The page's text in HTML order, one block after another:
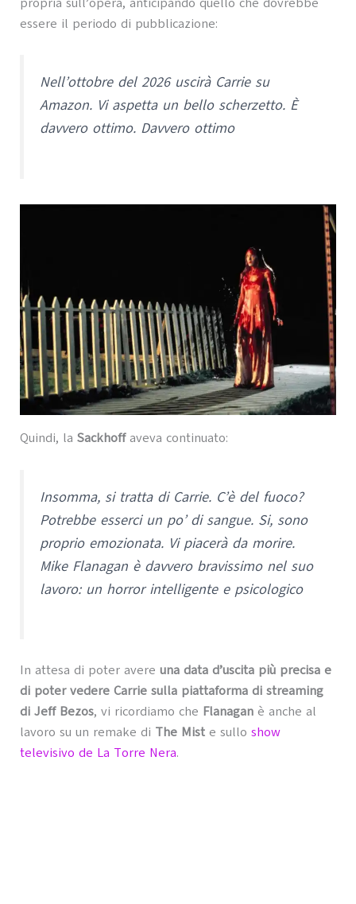
essere il periodo di pubblicazione:
Nell’ottobre del 2026 uscirà Carrie su
Amazon. Vi aspetta un bello scherzetto. È
davvero ottimo. Davvero ottimo
Quindi, la Sackhoffaveva continuato:
Insomma, si tratta di Carrie. C’è del fuoco?
Potrebbe esserci un po’ di sangue. Si, sono
proprio emozionata. Vi piacerà da morire.
Mike Flanagan è davvero bravissimo nel suo
lavoro: un horror intelligente e psicologico
In attesa di poter avere una data d’uscita più precisa e
di poter vedere Carrie sulla piattaforma di streaming
di Jeff Bezos, vi ricordiamo che Flanaganè anche al
lavoro su un remake di The Miste sullo show
televisivo de La Torre Nera.